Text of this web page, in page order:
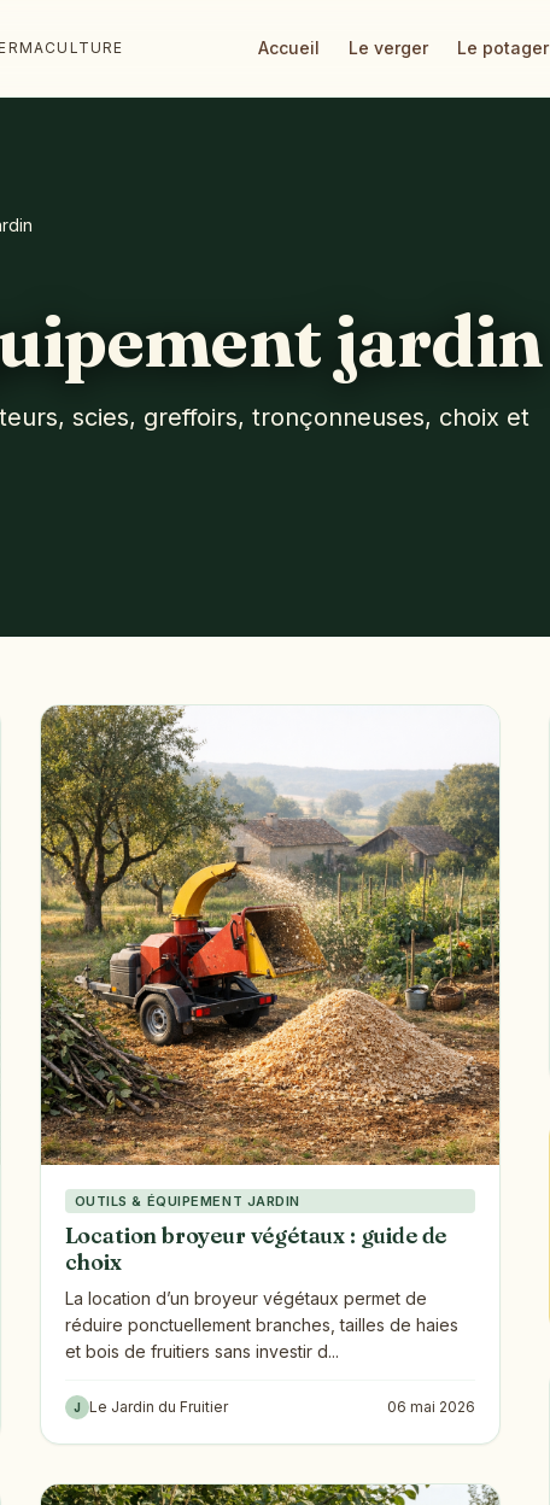
Accueil Le verger Le potager
jardin
scies, greffoirs, tronçonneuses, choix et
OUTILS & ÉQUIPEMENT JARDIN
Location broyeur végétaux : guide de
choix
La location d’un broyeur végétaux permet de
réduire ponctuellement branches, tailles de haies
et bois de fruitiers sans investir d...
J Le Jardin du Fruitier 06 mai 2026